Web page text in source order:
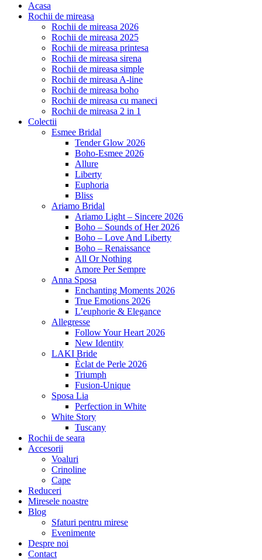
Acasa
Rochii de mireasa
Rochii de mireasa 2026
Rochii de mireasa 2025
Rochii de mireasa printesa
Rochii de mireasa sirena
Rochii de mireasa simple
Rochii de mireasa A-line
Rochii de mireasa boho
Rochii de mireasa cu maneci
Rochii de mireasa 2 in 1
Colectii
Esmee Bridal
Tender Glow 2026
Boho-Esmee 2026
Allure
Liberty
Euphoria
Bliss
Ariamo Bridal
Ariamo Light – Sincere 2026
Boho – Sounds of Her 2026
Boho – Love And Liberty
Boho – Renaissance
All Or Nothing
Amore Per Sempre
Anna Sposa
Enchanting Moments 2026
True Emotions 2026
L’euphorie & Elegance
Allegresse
Follow Your Heart 2026
New Identity
LAKI Bride
Èclat de Perle 2026
Triumph
Fusion-Unique
Sposa Lia
Perfection in White
White Story
Tuscany
Rochii de seara
Accesorii
Voaluri
Crinoline
Cape
Reduceri
Miresele noastre
Blog
Sfaturi pentru mirese
Evenimente
Despre noi
Contact